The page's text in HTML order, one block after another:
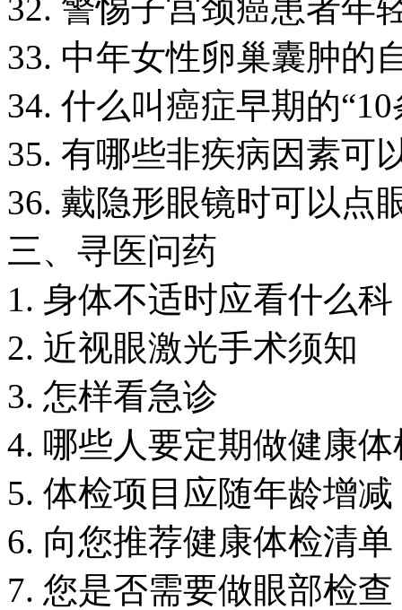
32. 警惕子宫颈癌患者年
33. 中年女性卵巢囊肿的
34. 什么叫癌症早期的
35. 有哪些非疾病因素可
36. 戴隐形眼镜时可以点
三、寻医问药
1. 身体不适时应看什么科
2. 近视眼激光手术须知
3. 怎样看急诊
4. 哪些人要定期做健康体
5. 体检项目应随年龄增减
6. 向您推荐健康体检清单
7. 您是否需要做眼部检查